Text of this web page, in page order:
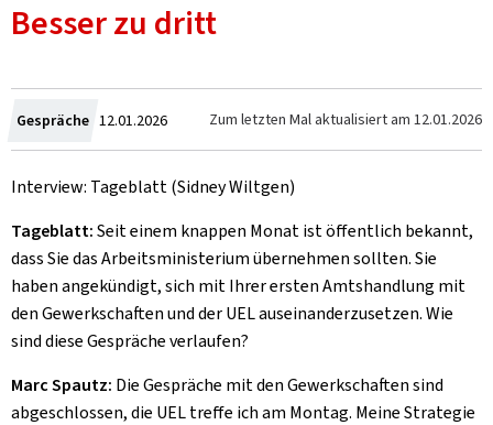
Besser zu dritt
Gespräche Crée
le
12.01.2026 Zum letzten Mal aktualisiert am 12.01.2026
Interview: Tageblatt (Sidney Wiltgen)
Tageblatt:Seit einem knappen Monat ist öffentlich bekannt,
dass Sie das Arbeitsministerium übernehmen sollten. Sie
haben angekündigt, sich mit Ihrer ersten Amtshandlung mit
den Gewerkschaften und der UEL auseinanderzusetzen. Wie
sind diese Gespräche verlaufen?
Marc Spautz: Die Gespräche mit den Gewerkschaften sind
abgeschlossen, die UEL treffe ich am Montag. Meine Strategie